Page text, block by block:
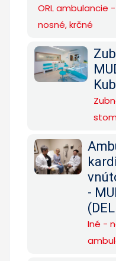
ORL ambulancie
nosné, krčné
-
Iné -